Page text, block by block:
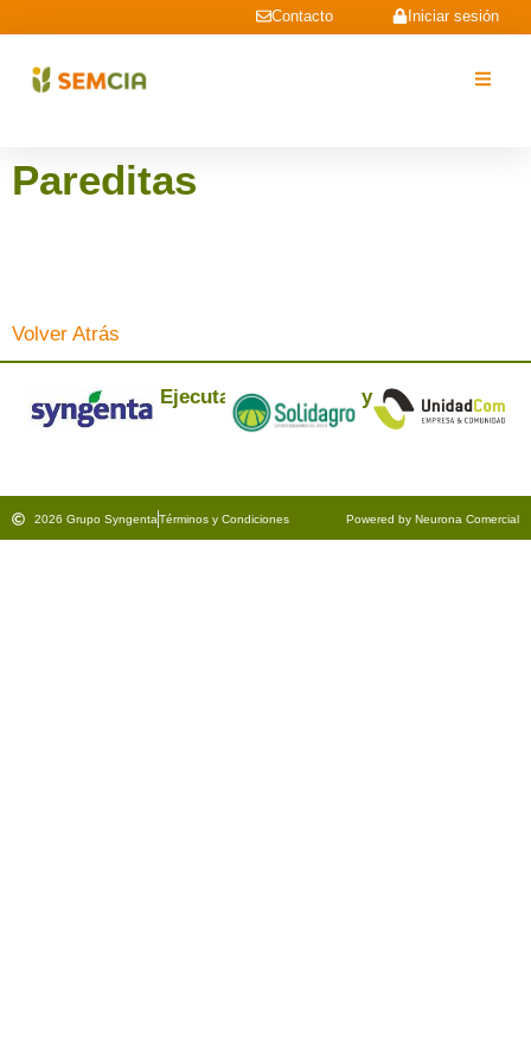
Iniciar sesión
Contacto
Pareditas
Volver Atrás
Ejecuta: y
2026 Grupo SyngentaTérminos y Condiciones Powered by Neurona Comercial